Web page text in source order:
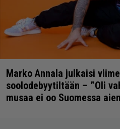
Marko Annala julkaisi
soolodebyytiltään – ”Oli
musaa ei oo Suomessa